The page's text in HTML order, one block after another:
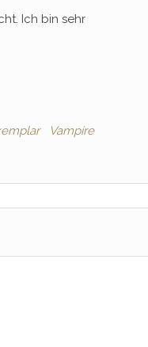
Ich bin sehr
Vampire